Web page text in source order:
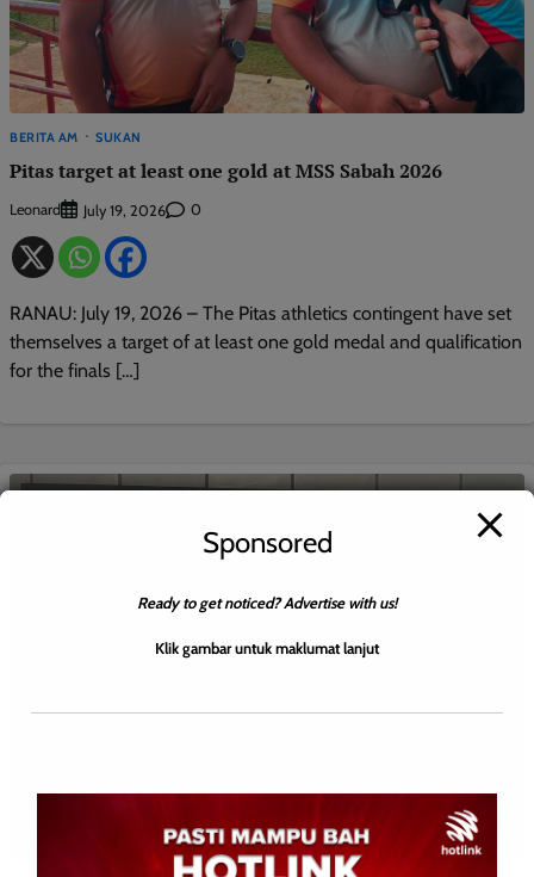
BERITA AM SUKAN
Pitas target at least one gold at MSS Sabah 2026
Leonard July 19, 2026 0
RANAU: July 19, 2026 – The Pitas athletics contingent have set
themselves a target of at least one gold medal and qualification
for the finals […]
Sponsored
Ready to get noticed? Advertise with us!
Klik gambar untuk maklumat lanjut